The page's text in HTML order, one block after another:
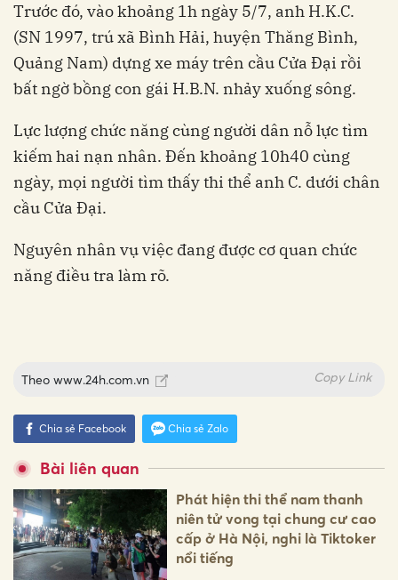
Trước đó, vào khoảng 1h ngày 5/7, anh H.K.C.
(SN 1997, trú xã Bình Hải, huyện Thăng Bình,
Quảng Nam) dựng xe máy trên cầu Cửa Đại rồi
bất ngờ bồng con gái H.B.N. nhảy xuống sông.
Lực lượng chức năng cùng người dân nỗ lực tìm
kiếm hai nạn nhân. Đến khoảng 10h40 cùng
ngày, mọi người tìm thấy thi thể anh C. dưới chân
cầu Cửa Đại.
Nguyên nhân vụ việc đang được cơ quan chức
năng điều tra làm rõ.
Theo www.24h.com.vn Copy Link
Chia sẻ Facebook Chia sẻ Zalo
Bài liên quan
Phát hiện thi thể nam thanh
niên tử vong tại chung cư cao
cấp ở Hà Nội, nghi là Tiktoker
nổi tiếng